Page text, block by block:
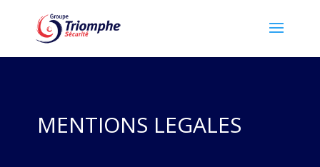
MENTIONS LEGALES